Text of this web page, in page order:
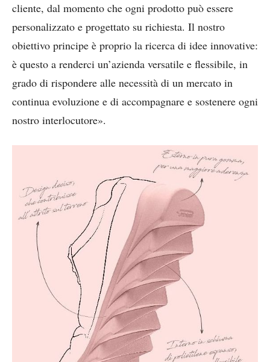
cliente, dal momento che ogni prodotto può essere
personalizzato e progettato su richiesta. Il nostro
obiettivo principe è proprio la ricerca di idee innovative:
è questo a renderci un’azienda versatile e flessibile, in
grado di rispondere alle necessità di un mercato in
continua evoluzione e di accompagnare e sostenere ogni
nostro interlocutore».